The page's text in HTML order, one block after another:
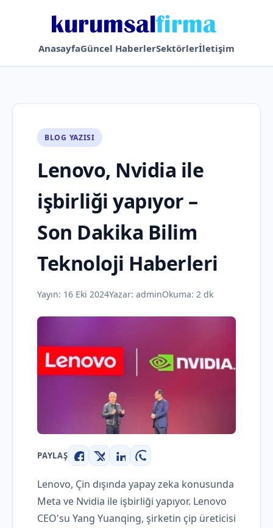
AnasayfaGüncel HaberlerSektörlerİletişim
BLOG YAZISI
Lenovo, Nvidia ile
işbirliği yapıyor –
Son Dakika Bilim
Teknoloji Haberleri
Yayın: 16 Eki 2024Yazar: adminOkuma: 2 dk
PAYLAŞ
Facebook
X LinkedInWhatsApp
Lenovo, Çin dışında yapay zeka konusunda
Meta ve Nvidia ile işbirliği yapıyor. Lenovo
CEO'su Yang Yuanqing, şirketin çip üreticisi